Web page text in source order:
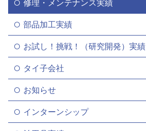
部品加工実績
お試し！挑戦！（研究開発）実績
タイ子会社
お知らせ
インターンシップ